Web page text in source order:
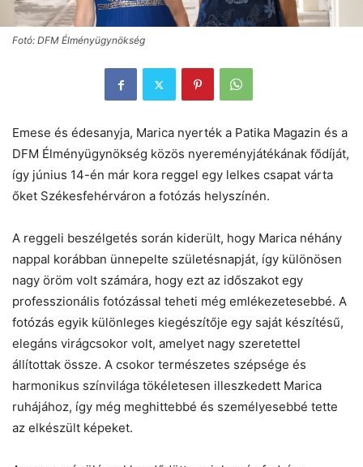
Fotó: DFM Élményügynökség
Emese és édesanyja, Marica nyerték a Patika Magazin és a
DFM Élményügynökség közös nyereményjátékának fődíját,
így június 14-én már kora reggel egy lelkes csapat várta
őket Székesfehérváron a fotózás helyszínén.
A reggeli beszélgetés során kiderült, hogy Marica néhány
nappal korábban ünnepelte születésnapját, így különösen
nagy öröm volt számára, hogy ezt az időszakot egy
professzionális fotózással teheti még emlékezetesebbé. A
fotózás egyik különleges kiegészítője egy saját készítésű,
elegáns virágcsokor volt, amelyet nagy szeretettel
állítottak össze. A csokor természetes szépsége és
harmonikus színvilága tökéletesen illeszkedett Marica
ruhájához, így még meghittebbé és személyesebbé tette
az elkészült képeket.